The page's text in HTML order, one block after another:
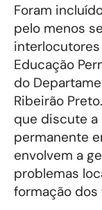
Foram
pelo menos
Educação
do
Ribeirão
que discute a
permanente
envolvem a
problemas
formação dos